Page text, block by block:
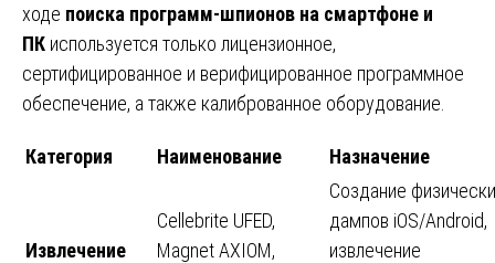
ходе поиска программ-шпионов на смартфоне и
ПК используется только лицензионное,
сертифицированное и верифицированное программное
обеспечение, а также калиброванное оборудование.
Категория Наименование Назначение
Извлечение
Cellebrite UFED,
Magnet AXIOM,
Создание
дампов iOS/Android,
извлечение